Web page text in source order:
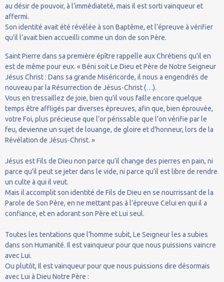
au désir de pouvoir, à l’immédiateté, mais il est sorti vainqueur et
affermi.
Son identité avait été révélée à son Baptême, et l’épreuve à vérifier
qu’il l’avait bien accueilli comme un don de son Père.
Saint Pierre dans sa première épître rappelle aux Chrétiens qu’il en
est de même pour eux. « Béni soit Le Dieu et Père de Notre Seigneur
Jésus Christ : Dans sa grande Miséricorde, il nous a engendrés de
nouveau par la Résurrection de Jésus-Christ (…).
Vous en tressaillez de joie, bien qu’il vous faille encore quelque
temps être affligés par diverses épreuves, afin que, bien éprouvée,
votre Foi, plus précieuse que l’or périssable que l’on vérifie par le
feu, devienne un sujet de louange, de gloire et d’honneur, lors de la
Révélation de Jésus-Christ. »
Jésus est Fils de Dieu non parce qu’il change des pierres en pain, ni
parce qu’il peut se jeter dans le vide, ni parce qu’il est libre de rendre
un culte à qui il veut.
Mais il accomplit son identité de Fils de Dieu en se nourrissant de la
Parole de Son Père, en ne mettant pas à l’épreuve Celui en qui il a
confiance, et en adorant son Père et Lui seul.
Toutes les tentations que l’homme subit, Le Seigneur les a subies
dans son Humanité. Il est vainqueur pour que nous puissions vaincre
avec Lui.
Ou plutôt, Il est vainqueur pour que nous puissions dire désormais
avec Lui à Dieu Notre Père :